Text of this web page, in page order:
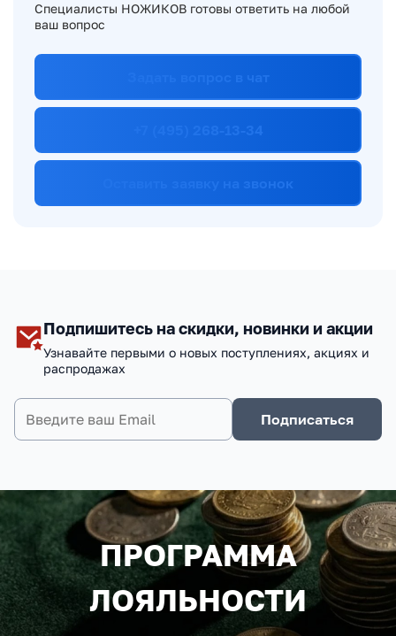
Специалисты НОЖИКОВ готовы ответить на любой
ваш вопрос
Подпишитесь на скидки, новинки и акции
Узнавайте первыми о новых поступлениях, акциях и
распродажах
Подписаться
ПРОГРАММА
ЛОЯЛЬНОСТИ